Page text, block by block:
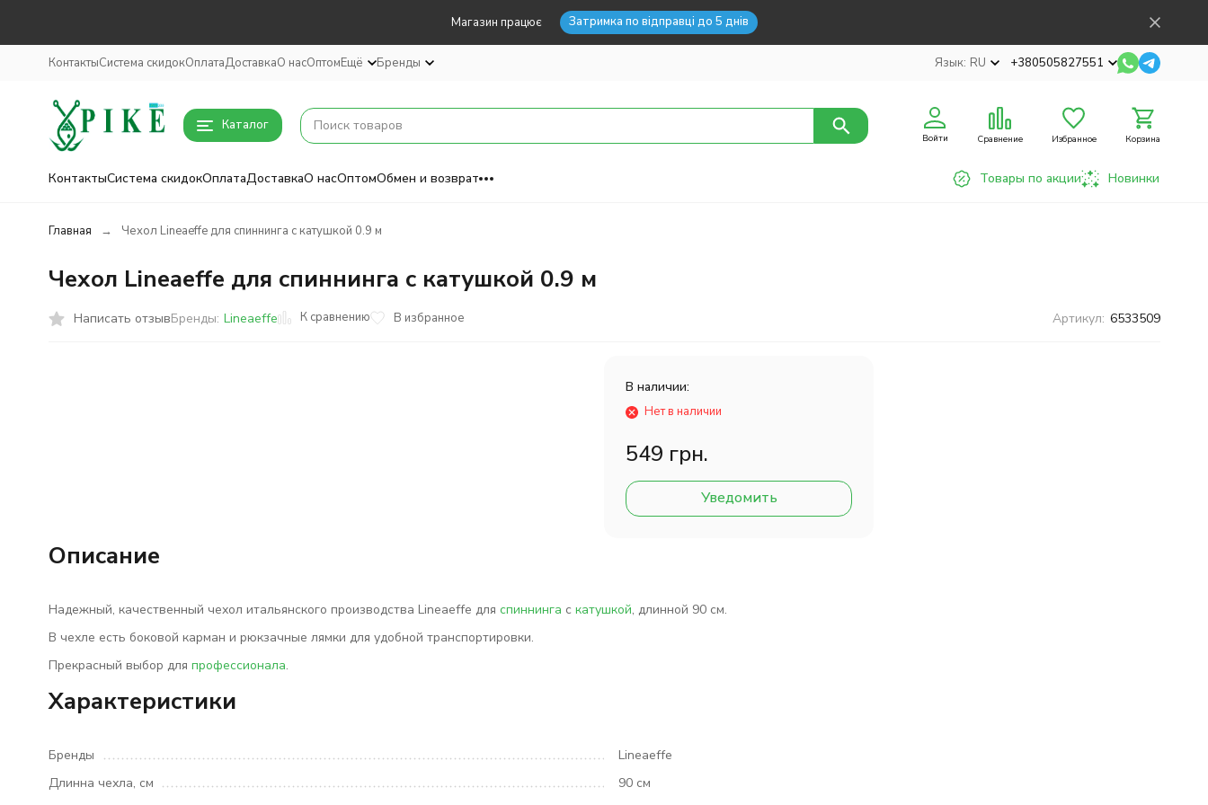
Магазин працює Затримка по відправці до 5 днів
КонтактыСистема скидокОплатаДоставкаО насОптомЕщё Бренды Язык: RU +380505827551
Каталог
Войти Сравнение Избранное Корзина
КонтактыСистема скидокОплатаДоставкаО насОптомОбмен и возврат Товары по акции Новинки
Главная Чехол Lineaeffe для cпиннинга с катушкой 0.9 м
Чехол Lineaeffe для cпиннинга с катушкой 0.9 м
Написать отзывБренды: Lineaeffe К сравнению В избранное Артикул: 6533509
В наличии:
Нет в наличии
549 грн.
Уведомить
Описание
Надежный, качественный чехол итальянского производства Lineaeffe для спиннинга с катушкой, длинной 90 см.
В чехле есть боковой карман и рюкзачные лямки для удобной транспортировки.
Прекрасный выбор для профессионала.
Характеристики
Бренды
Lineaeffe
Длинна чехла, см
90 см